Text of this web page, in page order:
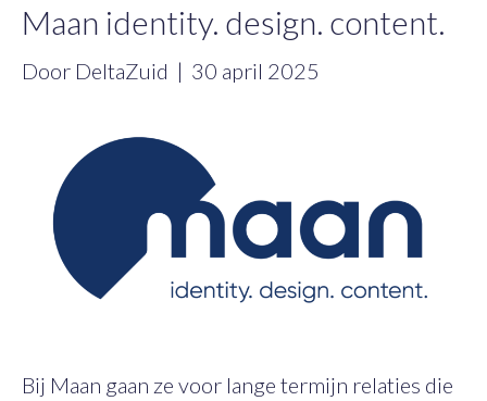
Maan identity. design. content.
Door DeltaZuid | 30 april 2025
Bij Maan gaan ze voor lange termijn relaties die